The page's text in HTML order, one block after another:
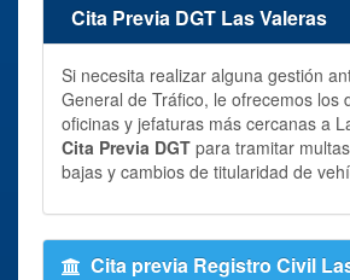
Cita Previa DGT Las Valeras
Si necesita realizar alguna gestión
General de Tráfico, le ofrecemos los
oficinas y jefaturas más cercanas a
Cita Previa DGT para tramitar
bajas y cambios de titularidad de
Cita previa Registro Civil